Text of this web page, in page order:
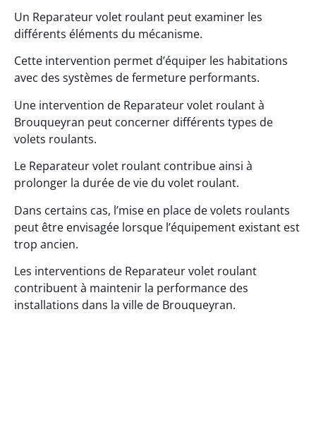
Un Reparateur volet roulant peut examiner les
différents éléments du mécanisme.
Cette intervention permet d’équiper les habitations
avec des systèmes de fermeture performants.
Une intervention de Reparateur volet roulant à
Brouqueyran peut concerner différents types de
volets roulants.
Le Reparateur volet roulant contribue ainsi à
prolonger la durée de vie du volet roulant.
Dans certains cas, l’mise en place de volets roulants
peut être envisagée lorsque l’équipement existant est
trop ancien.
Les interventions de Reparateur volet roulant
contribuent à maintenir la performance des
installations dans la ville de Brouqueyran.